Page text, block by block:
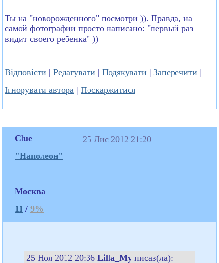
Ты на "новорожденного" посмотри )). Правда, на
самой фотографии просто написано: "первый раз
видит своего ребенка" ))
Відповісти | Редагувати | Подякувати | Заперечити |
Ігнорувати автора | Поскаржитися
Clue
"Наполеон"
Москва
11 / 9%
25 Лис 2012 21:20
25 Ноя 2012 20:36 Lilla_My писав(ла):